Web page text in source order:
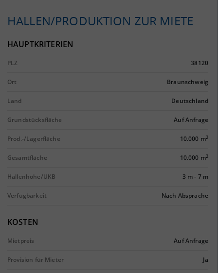
HALLEN/PRODUKTION ZUR MIETE
HAUPTKRITERIEN
PLZ 38120
Ort Braunschweig
Land Deutschland
Grundstücksfläche Auf Anfrage
Prod.-/Lagerfläche 10.000 m2
Gesamtfläche 10.000 m2
Hallenhöhe/UKB 3 m- 7 m
Verfügbarkeit Nach Absprache
KOSTEN
Mietpreis Auf Anfrage
Provision für Mieter Ja